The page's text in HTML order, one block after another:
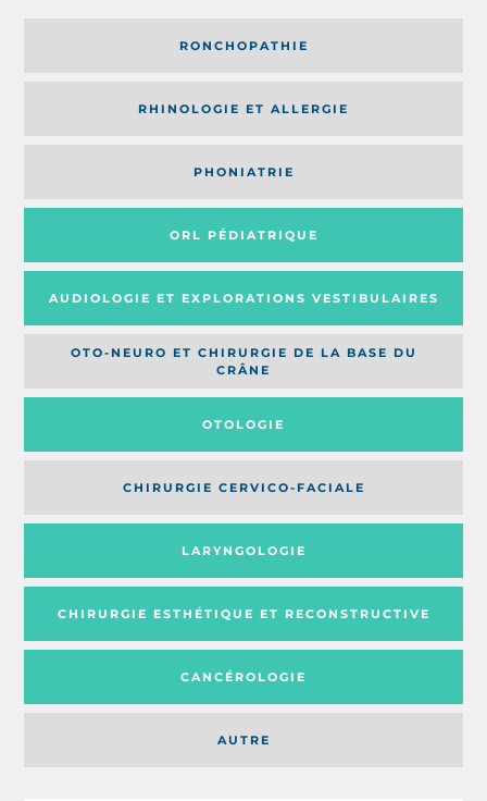
RONCHOPATHIE
RHINOLOGIE ET ALLERGIE
PHONIATRIE
ORL PÉDIATRIQUE
AUDIOLOGIE ET EXPLORATIONS VESTIBULAIRES
OTO-NEURO ET CHIRURGIE DE LA BASE DU
CRÂNE
OTOLOGIE
CHIRURGIE CERVICO-FACIALE
AUTRE
LARYNGOLOGIE
CHIRURGIE ESTHÉTIQUE ET RECONSTRUCTIVE
CANCÉROLOGIE